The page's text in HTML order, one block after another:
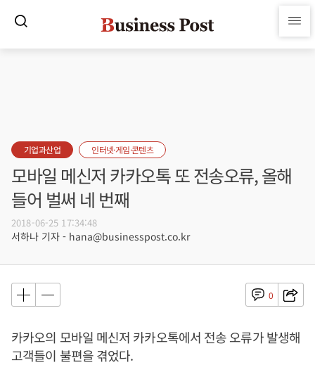
기업과산업 인터넷·게임·콘텐츠
모바일 메신저 카카오톡 또 전송오류, 올해
들어 벌써 네 번째
2018-06-25 17:34:48
서하나 기자 - hana@businesspost.co.kr
0
카카오의 모바일 메신저 카카오톡에서 전송 오류가 발생해
고객들이 불편을 겪었다.